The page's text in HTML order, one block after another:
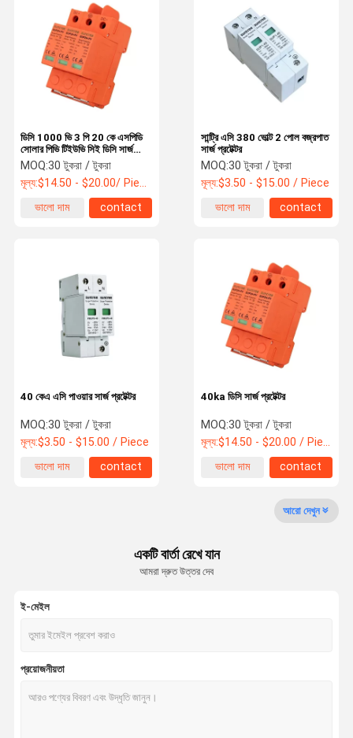
কারখানা ভ্রমণ
মান নিয়ন্ত্রণ
পাওয়ার ডিস্ট্রিবিউশন ক্যাবিনেট
ডিসি কম্বিনার বক্স
সার্কিট ব্রেকার এনক্লোজার বক্স
এসি এমসিবি স্যুইচ করুন
সান্ট্রি এসি 380 ভোল্ট 2 পোল বজ্রপাত
সার্জ প্রটেক্টর
MOQ:30 টুকরা / টুকরা
মূল্য:$3.50 - $15.00 / Piece
ভালো দাম
contact
ডিসি 1000 ভি 3 পি 20 কে এসপিডি
সোলার পিভি টিইউভি সিই ডিসি সার্জ
প্রটেক্টর
MOQ:30 টুকরা / টুকরা
মূল্য:$14.50 - $20.00/ Piece
ভালো দাম
contact
40ka ডিসি সার্জ প্রটেক্টর
MOQ:30 টুকরা / টুকরা
মূল্য:$14.50 - $20.00 / Piece
ভালো দাম
contact
40 কেএ এসি পাওয়ার সার্জ প্রটেক্টর
MOQ:30 টুকরা / টুকরা
মূল্য:$3.50 - $15.00 / Piece
ভালো দাম
contact
আরো দেখুন
একটি বার্তা রেখে যান
আমরা দ্রুত উত্তর দেব
ই-মেইল
প্রয়োজনীয়তা